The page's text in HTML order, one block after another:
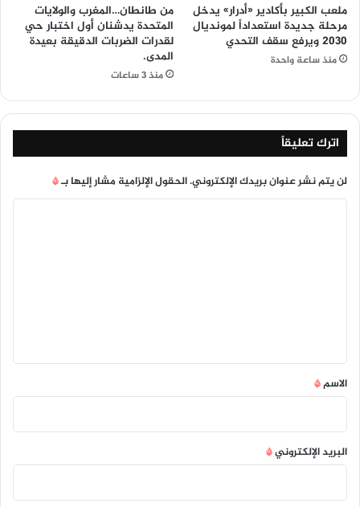
ملعب الكبير بأكادير «أدرار» يدخل
مرحلة جديدة استعداداً لمونديال
2030 ويرفع سقف التحدي
منذ ساعة واحدة
من طانطان…المغرب والولايات
المتحدة يدشنان أول اختبار حي
لقدرات الضربات الدقيقة بعيدة
المدى.
منذ 3 ساعات
اترك تعليقاً
لن يتم نشر عنوان بريدك الإلكتروني.الحقول الإلزامية مشار إليها بـ*
*
الاسم*
البريد الإلكتروني*